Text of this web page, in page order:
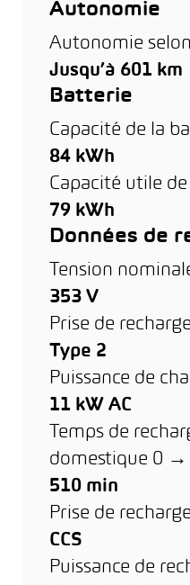
Autonomie
Autonomie selon
Jusqu’à 601 km
Batterie
Capacité de la
84 kWh
Capacité utile
79 kWh
Données de
Tension
353 V
Prise de recharge
Type 2
Puissance de
11 kW AC
Temps de
domestique 0 →
510 min
Prise de
CCS
Puissance de